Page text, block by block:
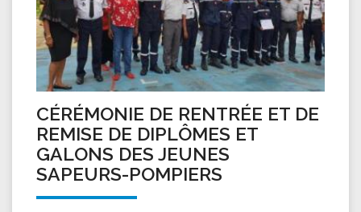
CÉRÉMONIE DE RENTRÉE ET DE
REMISE DE DIPLÔMES ET
GALONS DES JEUNES
SAPEURS-POMPIERS